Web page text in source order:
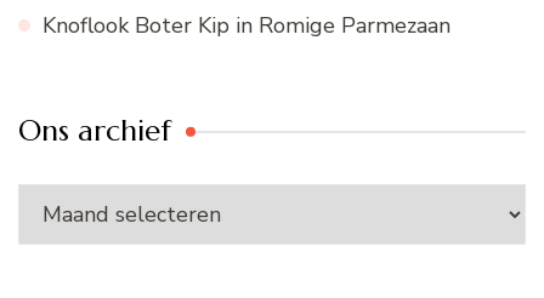
Knoflook Boter Kip in Romige Parmezaan
Ons archief
Ons
archief